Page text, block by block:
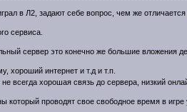
в Л2, задают себе вопрос, чем же
сервиса.
сервер это конечно же большие вложения
хороший интернет и т.д и т.п.
всегда хорошая связь до сервера, низкий
который проводят свое свободное время в